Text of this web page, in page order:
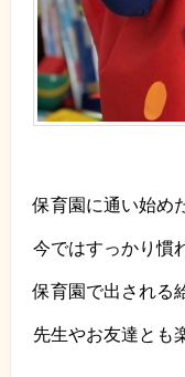
保育園に通い始め
今ではすっかり慣
保育園で出される
先生やお友達とも